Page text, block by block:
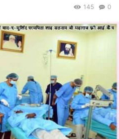
0
145